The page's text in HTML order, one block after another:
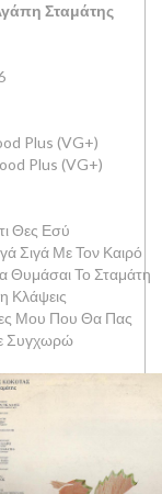
Σταμάτης
Plus (VG+)
Plus (VG+)
Θες Εσύ
Σιγά Με Τον Καιρό
Θυμάσαι Το Σταμάτη
Κλάψεις
Μου Που Θα Πας
Συγχωρώ